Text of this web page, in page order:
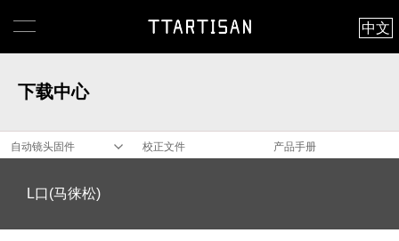
下载中心
自动镜头固件 校正文件 产品手册
L口(马徕松)
中文